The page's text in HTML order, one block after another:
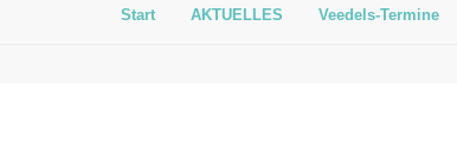
Start AKTUELLES Veedels-Termine